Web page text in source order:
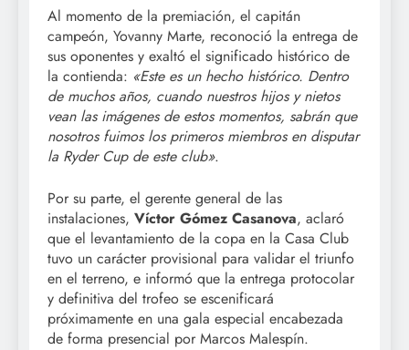
Al momento de la premiación, el capitán
campeón, Yovanny Marte, reconoció la entrega de
sus oponentes y exaltó el significado histórico de
la contienda: «Este es un hecho histórico. Dentro
de muchos años, cuando nuestros hijos y nietos
vean las imágenes de estos momentos, sabrán que
nosotros fuimos los primeros miembros en disputar
la Ryder Cup de este club».
Por su parte, el gerente general de las
instalaciones, Víctor Gómez Casanova, aclaró
que el levantamiento de la copa en la Casa Club
tuvo un carácter provisional para validar el triunfo
en el terreno, e informó que la entrega protocolar
y definitiva del trofeo se escenificará
próximamente en una gala especial encabezada
de forma presencial por Marcos Malespín.